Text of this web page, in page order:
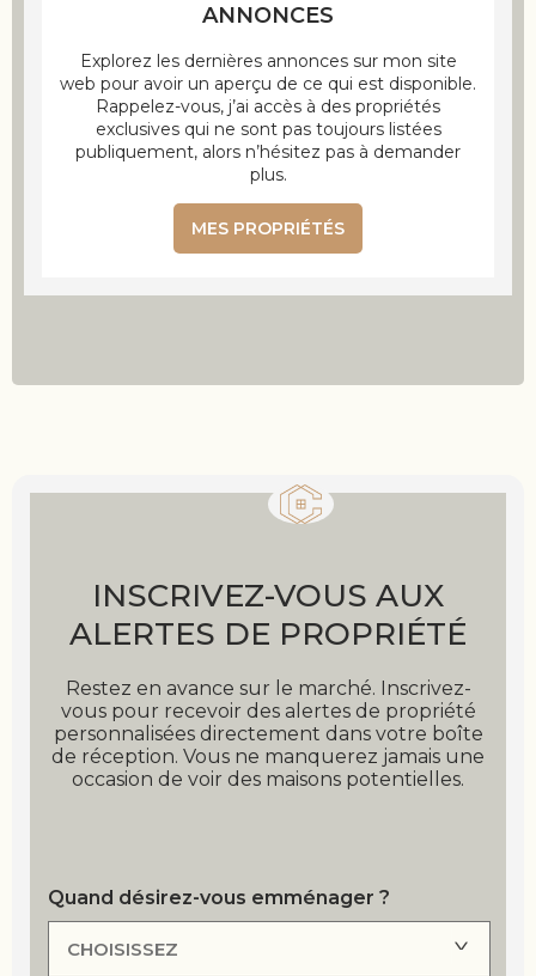
ANNONCES
Explorez les dernières annonces sur mon site
web pour avoir un aperçu de ce qui est disponible.
Rappelez-vous, j’ai accès à des propriétés
exclusives qui ne sont pas toujours listées
publiquement, alors n’hésitez pas à demander
plus.
MES PROPRIÉTÉS
INSCRIVEZ-VOUS AUX
ALERTES DE PROPRIÉTÉ
Restez en avance sur le marché. Inscrivez-
vous pour recevoir des alertes de propriété
personnalisées directement dans votre boîte
de réception. Vous ne manquerez jamais une
occasion de voir des maisons potentielles.
Quand désirez-vous emménager ?